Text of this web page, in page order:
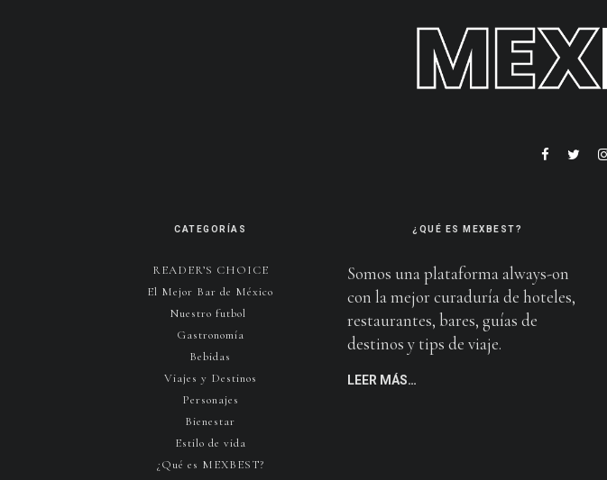
CATEGORÍAS
READER’S CHOICE
El Mejor Bar de México
Nuestro futbol
Gastronomía
Bebidas
Viajes y Destinos
Personajes
Bienestar
Estilo de vida
¿Qué es MEXBEST?
¿QUÉ ES MEXBEST?
Somos una plataforma always-on
con la mejor curaduría de hoteles,
restaurantes, bares, guías de
destinos y tips de viaje.
LEER MÁS…